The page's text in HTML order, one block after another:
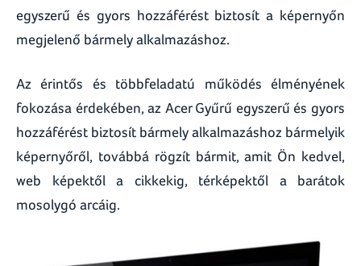
egyszerű és gyors hozzáférést biztosít a képernyőn
megjelenő bármely alkalmazáshoz.
Az érintős és többfeladatú működés élményének
fokozása érdekében, az Acer Gyűrű egyszerű és gyors
hozzáférést biztosít bármely alkalmazáshoz bármelyik
képernyőről, továbbá rögzít bármit, amit Ön kedvel,
web képektől a cikkekig, térképektől a barátok
mosolygó arcáig.